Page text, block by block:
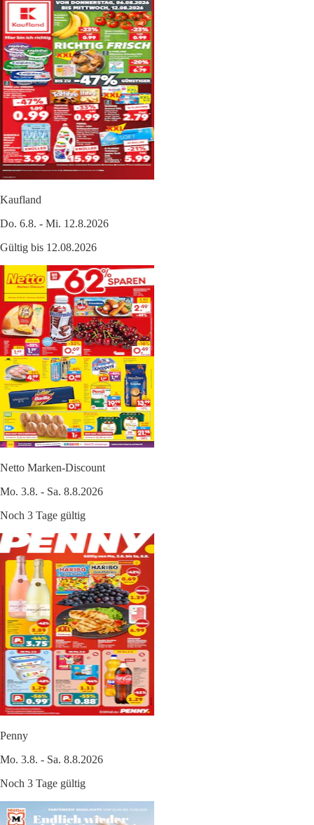
Kaufland
Do. 6.8. - Mi. 12.8.2026
Gültig bis 12.08.2026
Netto Marken-Discount
Mo. 3.8. - Sa. 8.8.2026
Noch 3 Tage gültig
Penny
Mo. 3.8. - Sa. 8.8.2026
Noch 3 Tage gültig